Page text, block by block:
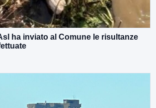
ha inviato al Comune le risultanze